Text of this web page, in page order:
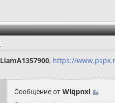
LiamA1357900, https://
Сообщение от Wlqpnxl